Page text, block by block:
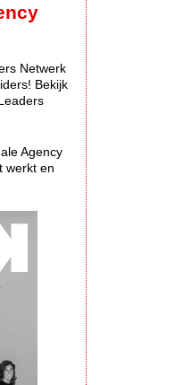
Netwerk
Bekijk
Agency
werkt en